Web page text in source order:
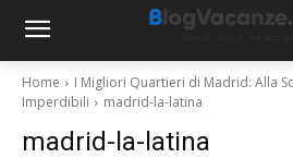
Home
I Migliori Quartieri di Madrid: Alla
Imperdibili
madrid-la-latina
madrid-la-latina